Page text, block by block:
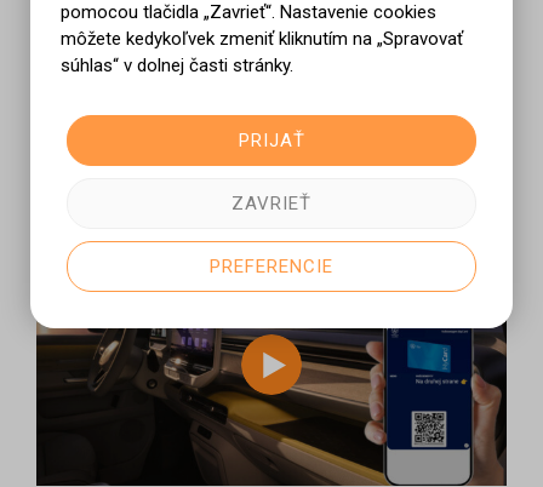
Bez ročného poplatku
* Autorizovaný servisný partner môže poskytnúť akúkoľvek vlastnú
dodatočnú zľavu. Zľavy a voucher je možné využiť iba v prípade
servise.
krúžku.
pomocou tlačidla „Zavrieť“. Nastavenie cookies
môžete kedykoľvek zmeniť kliknutím na „Spravovať
súhlas“ v dolnej časti stránky.
PRIJAŤ
ZAVRIEŤ
PREFERENCIE